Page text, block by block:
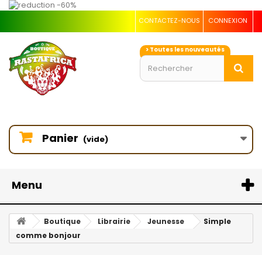
CONNEXION
CONTACTEZ-NOUS
> Toutes les nouveautés
Panier (vide)
Menu
Boutique Librairie Jeunesse
Simple
comme bonjour